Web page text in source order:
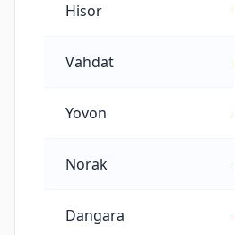
Hisor
Vahdat
Yovon
Norak
Dangara